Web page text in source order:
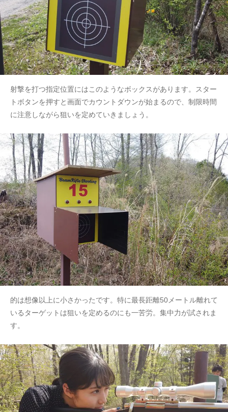
射撃を打つ指定位置にはこのようなボックスがあります。スター
トボタンを押すと画面でカウントダウンが始まるので、制限時間
に注意しながら狙いを定めていきましょう。
的は想像以上に小さかったです。特に最長距離50メートル離れて
いるターゲットは狙いを定めるのにも一苦労。集中力が試されま
す。